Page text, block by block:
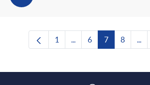
Pàgina
1 ...Pàgines intermèdies
Pàgina
6 Pàgina
7 Pàgina
8 ...